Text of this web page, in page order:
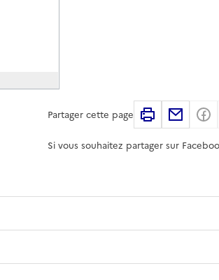
Partager cette page Imprimer
Si vous souhaitez partager sur